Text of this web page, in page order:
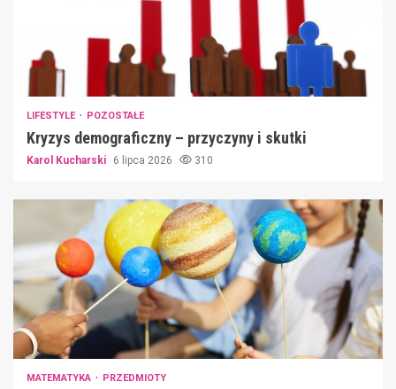
LIFESTYLE POZOSTAŁE
Kryzys demograficzny – przyczyny i skutki
Karol Kucharski 6 lipca 2026 310
MATEMATYKA PRZEDMIOTY